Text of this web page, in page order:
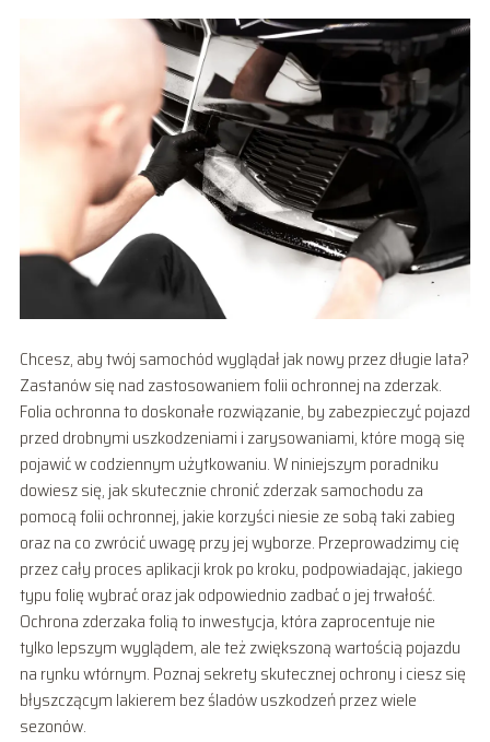
Chcesz, aby twój samochód wyglądał jak nowy przez długie lata?
Zastanów się nad zastosowaniem folii ochronnej na zderzak.
Folia ochronna to doskonałe rozwiązanie, by zabezpieczyć pojazd
przed drobnymi uszkodzeniami i zarysowaniami, które mogą się
pojawić w codziennym użytkowaniu. W niniejszym poradniku
dowiesz się, jak skutecznie chronić zderzak samochodu za
pomocą folii ochronnej, jakie korzyści niesie ze sobą taki zabieg
oraz na co zwrócić uwagę przy jej wyborze. Przeprowadzimy cię
przez cały proces aplikacji krok po kroku, podpowiadając, jakiego
typu folię wybrać oraz jak odpowiednio zadbać o jej trwałość.
Ochrona zderzaka folią to inwestycja, która zaprocentuje nie
tylko lepszym wyglądem, ale też zwiększoną wartością pojazdu
na rynku wtórnym. Poznaj sekrety skutecznej ochrony i ciesz się
błyszczącym lakierem bez śladów uszkodzeń przez wiele
sezonów.